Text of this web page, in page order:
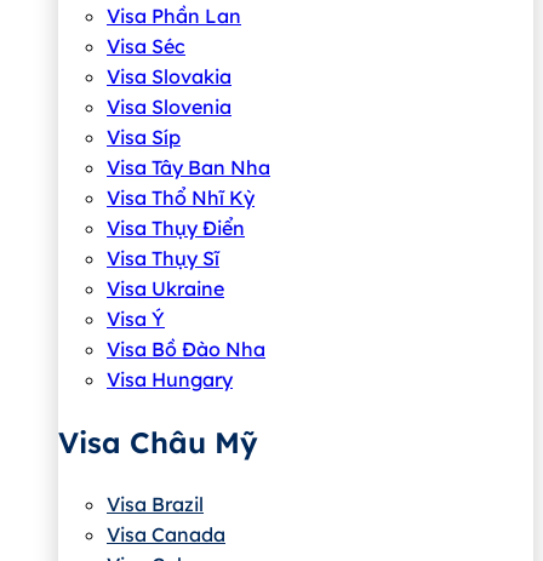
Visa Phần Lan
Visa Séc
Visa Slovakia
Visa Slovenia
Visa Síp
Visa Tây Ban Nha
Visa Thổ Nhĩ Kỳ
Visa Thụy Điển
Visa Thụy Sĩ
Visa Ukraine
Visa Ý
Visa Bồ Đào Nha
Visa Hungary
Visa Châu Mỹ
Visa Brazil
Visa Canada